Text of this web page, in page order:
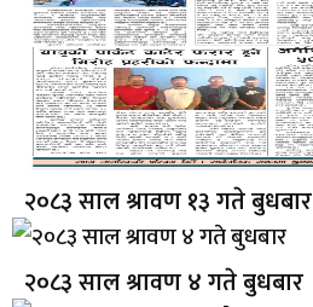
२०८३ साल श्रावण १३ गते बुधबार
२०८३ साल श्रावण ४ गते बुधबार